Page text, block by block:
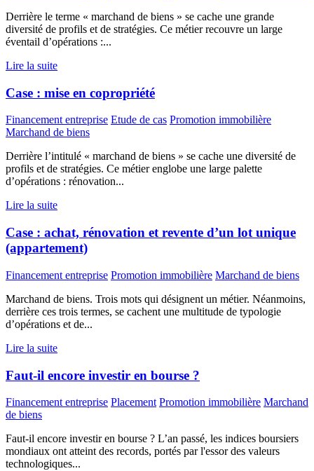
Derrière le terme « marchand de biens » se cache une grande
diversité de profils et de stratégies. Ce métier recouvre un large
éventail d’opérations :...
Lire la suite
Case : mise en copropriété
Financement entreprise Etude de cas Promotion immobilière
Marchand de biens
Derrière l’intitulé « marchand de biens » se cache une diversité de
profils et de stratégies. Ce métier englobe une large palette
d’opérations : rénovation...
Lire la suite
Case : achat, rénovation et revente d’un lot unique
(appartement)
Financement entreprise Promotion immobilière Marchand de biens
Marchand de biens. Trois mots qui désignent un métier. Néanmoins,
derrière ces trois termes, se cachent une multitude de typologie
d’opérations et de...
Lire la suite
Faut-il encore investir en bourse ?
Financement entreprise Placement Promotion immobilière Marchand
de biens
Faut-il encore investir en bourse ? L’an passé, les indices boursiers
mondiaux ont atteint des records, portés par l'essor des valeurs
technologiques...